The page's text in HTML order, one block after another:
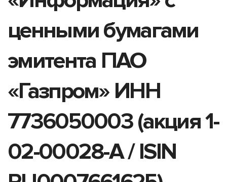
ценными бумагами
эмитента ПАО
«Газпром» ИНН
7736050003 (акция 1-
02-00028-A / ISIN